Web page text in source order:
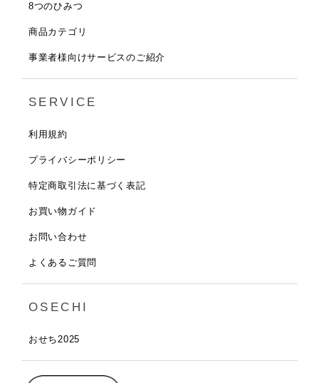
8つのひみつ
商品カテゴリ
事業者様向けサービスのご紹介
SERVICE
利用規約
プライバシーポリシー
特定商取引法に基づく表記
お買い物ガイド
お問い合わせ
よくあるご質問
OSECHI
おせち2025